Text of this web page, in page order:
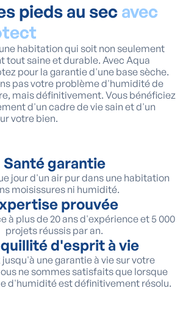
pieds au sec avec
habitation qui soit non seulement
tout saine et durable. Avec Aqua
pour la garantie d'une base sèche.
pas votre problème d'humidité de
mais définitivement. Vous bénéficiez
d'un cadre de vie sain et d'un
votre bien.
Santé garantie
jour d'un air pur dans une habitation
moisissures ni humidité.
prouvée
à plus de 20 ans d'expérience et 5 000
projets réussis par an.
d'esprit à vie
une garantie à vie sur votre
ne sommes satisfaits que lorsque
d'humidité est définitivement résolu.